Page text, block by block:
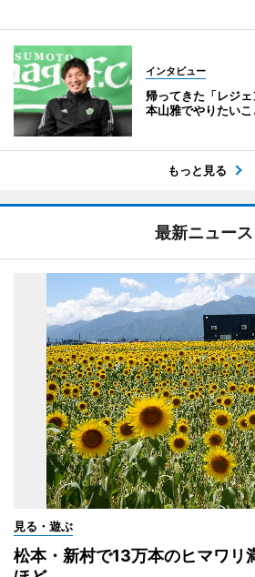
インタビュー
帰ってきた「レジ
本山雅でやりたいこ
もっと見る
最新ニュース
見る・遊ぶ
松本・新村で13万本のヒマワ